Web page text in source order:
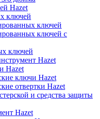
Hazet
ключей
ключей
ключей с
ключей
Hazet
Hazet
ключи Hazet
отвертки Hazet
и средства защиты
Hazet